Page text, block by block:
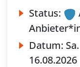
Status:
Datum: Sa.
16.08.2026